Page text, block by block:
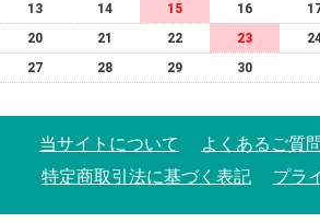
13
14 15 16
20
21 22 23
27
28 29 30
当サイトについて よくあるご質
特定商取引法に基づく表記
プラ